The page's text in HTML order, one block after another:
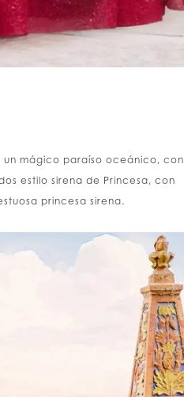
un mágico paraíso oceánico, con
estilo sirena de Princesa, con
princesa sirena.